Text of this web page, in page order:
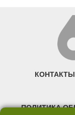
КОНТАКТЫ
ПОЛИТИКА